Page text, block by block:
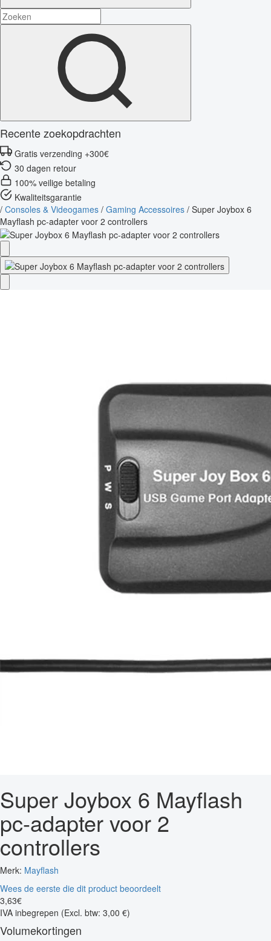
Recente zoekopdrachten
Gratis verzending +300€
30 dagen retour
100% veilige betaling
Kwaliteitsgarantie
/ Consoles & Videogames / Gaming Accessoires / Super Joybox 6
Mayflash pc-adapter voor 2 controllers
Super Joybox 6 Mayflash
pc-adapter voor 2
controllers
Merk: Mayflash
Wees de eerste die dit product beoordeelt
3,63€
IVA inbegrepen (Excl. btw: 3,00 €)
Volumekortingen